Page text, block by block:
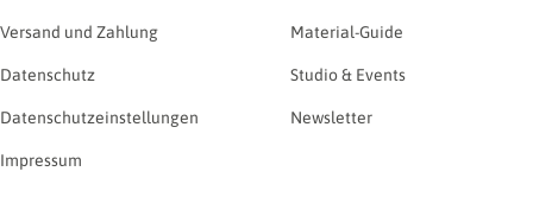
Versand und Zahlung
Datenschutz
Datenschutzeinstellungen
Impressum
Material-Guide
Studio & Events
Newsletter